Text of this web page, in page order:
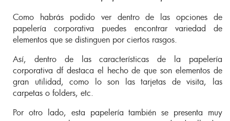
Como habrás podido ver dentro de las opciones de
papelería corporativa puedes encontrar variedad de
elementos que se distinguen por ciertos rasgos.
Así, dentro de las características de la papelería
corporativa df destaca el hecho de que son elementos de
gran utilidad, como lo son las tarjetas de visita, las
carpetas o folders, etc.
Por otro lado, esta papelería también se presenta muy